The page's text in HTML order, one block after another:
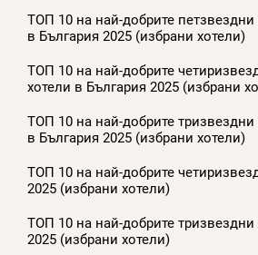
ТОП 10 на най-добрите
в България 2025 (избрани хотели)
ТОП 10 на най-добрите
хотели в България 2025 (избрани
ТОП 10 на най-добрите
в България 2025 (избрани хотели)
ТОП 10 на най-добрите
2025 (избрани хотели)
ТОП 10 на най-добрите
2025 (избрани хотели)